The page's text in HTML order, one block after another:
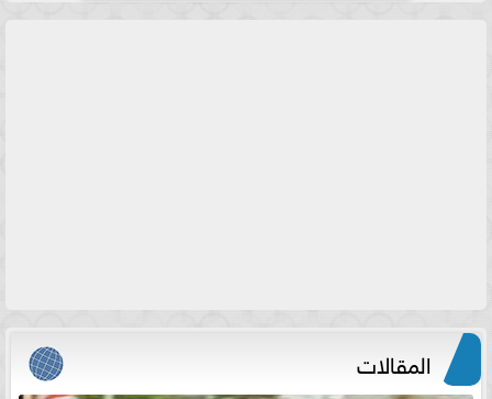
المقالات